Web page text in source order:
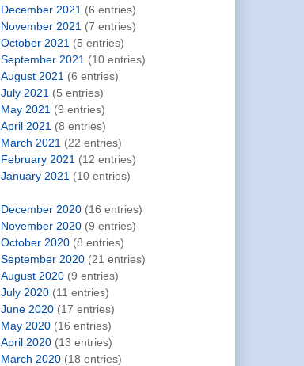
December 2021 (6 entries)
November 2021 (7 entries)
October 2021 (5 entries)
September 2021 (10 entries)
August 2021 (6 entries)
July 2021 (5 entries)
May 2021 (9 entries)
April 2021 (8 entries)
March 2021 (22 entries)
February 2021 (12 entries)
January 2021 (10 entries)
December 2020 (16 entries)
November 2020 (9 entries)
October 2020 (8 entries)
September 2020 (21 entries)
August 2020 (9 entries)
July 2020 (11 entries)
June 2020 (17 entries)
May 2020 (16 entries)
April 2020 (13 entries)
March 2020 (18 entries)